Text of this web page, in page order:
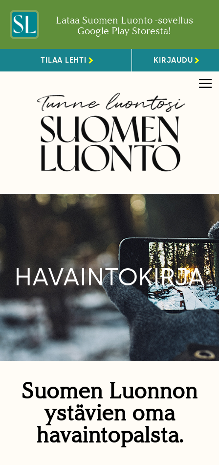
Lataa Suomen Luonto -sovellus
Google Play Storesta!
TILAA LEHTI KIRJAUDU
HAVAINTOKIRJA
Suomen Luonnon
ystävien oma
havaintopalsta.